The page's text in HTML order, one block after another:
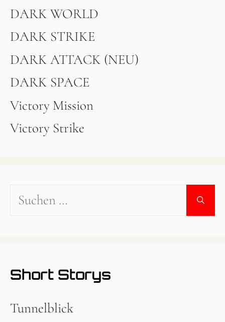
DARK WORLD
DARK STRIKE
DARK ATTACK (NEU)
DARK SPACE
Victory Mission
Victory Strike
Suchen
nach:
Short Storys
Tunnelblick